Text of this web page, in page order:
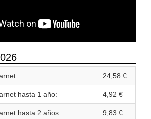
24,58 €
hasta 1 año: 4,92 €
hasta 2 años: 9,83 €